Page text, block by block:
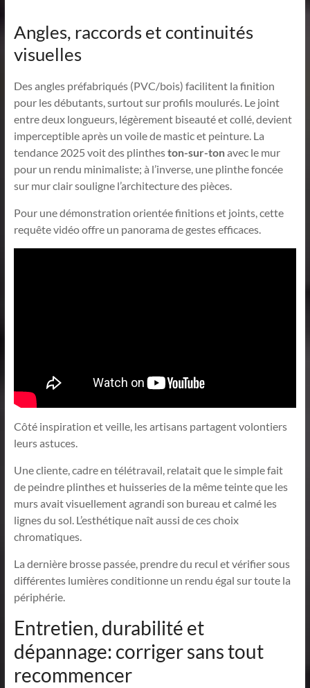
Angles, raccords et continuités
visuelles
Des angles préfabriqués (PVC/bois) facilitent la finition
pour les débutants, surtout sur profils moulurés. Le joint
entre deux longueurs, légèrement biseauté et collé, devient
imperceptible après un voile de mastic et peinture. La
tendance 2025 voit des plintheston-sur-tonavec le mur
pour un rendu minimaliste; à l’inverse, une plinthe foncée
sur mur clair souligne l’architecture des pièces.
Pour une démonstration orientée finitions et joints, cette
requête vidéo offre un panorama de gestes efficaces.
Côté inspiration et veille, les artisans partagent volontiers
leurs astuces.
Une cliente, cadre en télétravail, relatait que le simple fait
de peindre plinthes et huisseries de la même teinte que les
murs avait visuellement agrandi son bureau et calmé les
lignes du sol. L’esthétique naît aussi de ces choix
chromatiques.
La dernière brosse passée, prendre du recul et vérifier sous
différentes lumières conditionne un rendu égal sur toute la
périphérie.
Entretien, durabilité et
dépannage: corriger sans tout
recommencer